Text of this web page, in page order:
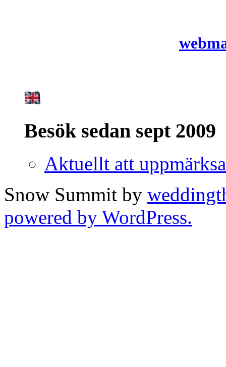
Besök sedan sept 2009
Aktuellt att
Snow Summit by
powered by WordPress.